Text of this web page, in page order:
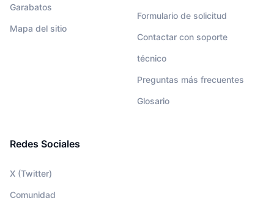
Garabatos
Mapa del sitio
Formulario de solicitud
Contactar con soporte
técnico
Preguntas más frecuentes
Glosario
Redes Sociales
X (Twitter)
Comunidad